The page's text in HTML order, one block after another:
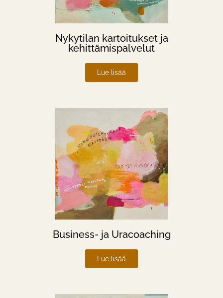
Nykytilan kartoitukset ja
kehittämispalvelut
Lue lisää
Business- ja Uracoaching
Lue lisää